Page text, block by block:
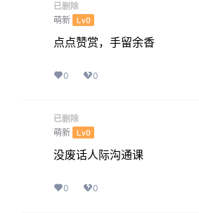
已删除
萌新 Lv0
点点赞赏，手留余香
0 0
已删除
萌新 Lv0
没废话人际沟通课
0 0